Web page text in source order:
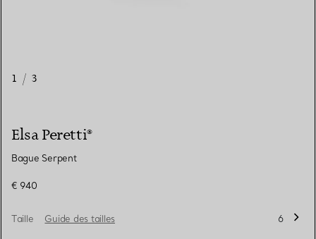
1 / 3
Elsa Peretti®
Bague Serpent
€ 940
Taille Guide des tailles 6